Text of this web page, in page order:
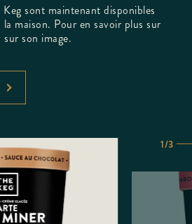
sont maintenant disponibles
maison. Pour en savoir plus sur
son image.
1/3